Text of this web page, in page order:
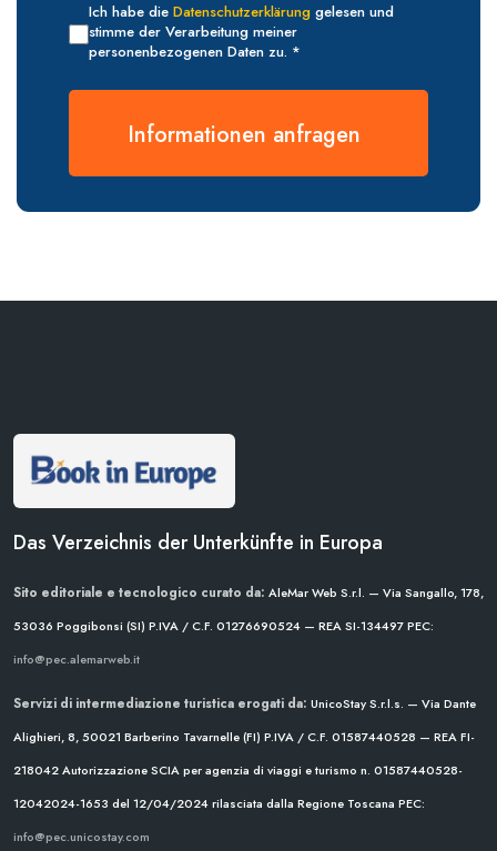
Ich habe die Datenschutzerklärung gelesen und
stimme der Verarbeitung meiner
personenbezogenen Daten zu. *
Informationen anfragen
Das Verzeichnis der Unterkünfte in Europa
Sito editoriale e tecnologico curato da: AleMar Web S.r.l. — Via Sangallo, 178,
53036 Poggibonsi (SI) P.IVA / C.F. 01276690524 — REA SI-134497PEC:
info@pec.alemarweb.it
Servizi di intermediazione turistica erogati da: UnicoStay S.r.l.s. — Via Dante
Alighieri, 8, 50021 Barberino Tavarnelle (FI) P.IVA / C.F. 01587440528 — REA FI-
218042Autorizzazione SCIA per agenzia di viaggi e turismo n. 01587440528-
12042024-1653 del 12/04/2024rilasciata dalla Regione Toscana PEC:
info@pec.unicostay.com